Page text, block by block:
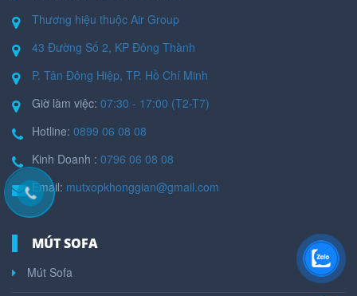
Thương hiệu thuộc Air Group
43 Đường Số 2, KP Đông Thành
P. Tân Đông Hiệp, TP. Hồ Chí Minh
Giờ làm việc: 07:30 - 17:00 (T2-T7)
Hotline: 0899 06 08 08
Kinh Doanh : 0796 06 08 08
Email: mutxopkhonggian@gmail.com
MÚT SOFA
Mút Sofa